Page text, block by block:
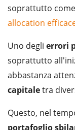
soprattutto
allocation
Uno degli errori
soprattutto
abbastanza
capitaletra
Questo, nel
portafoglio